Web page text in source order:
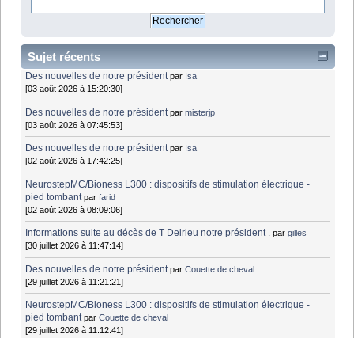
Sujet récents
Des nouvelles de notre président par Isa
[03 août 2026 à 15:20:30]
Des nouvelles de notre président parmisterjp
[03 août 2026 à 07:45:53]
Des nouvelles de notre président par Isa
[02 août 2026 à 17:42:25]
NeurostepMC/Bioness L300 : dispositifs de stimulation électrique -
pied tombant parfarid
[02 août 2026 à 08:09:06]
Informations suite au décès de T Delrieu notre président . pargilles
[30 juillet 2026 à 11:47:14]
Des nouvelles de notre président parCouette de cheval
[29 juillet 2026 à 11:21:21]
NeurostepMC/Bioness L300 : dispositifs de stimulation électrique -
pied tombant parCouette de cheval
[29 juillet 2026 à 11:12:41]